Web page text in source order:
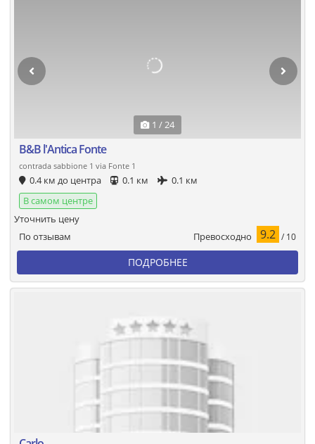
1 / 24
B&B l'Antica Fonte
contrada sabbione 1 via Fonte 1
0.4 км до центра 0.1 км
0.1 км
В самом центре
По отзывам Превосходно 9.2 / 10
Уточнить цену
ПОДРОБНЕЕ